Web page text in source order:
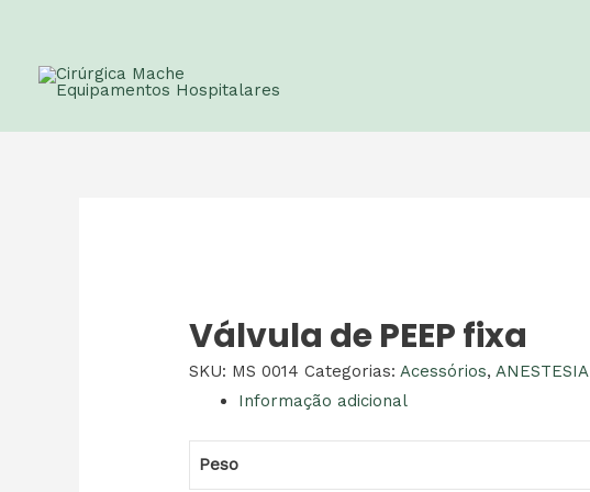
Válvula de PEEP fixa
SKU: MS 0014 Categorias:Acessórios,ANESTESIA
Informação adicional
Peso